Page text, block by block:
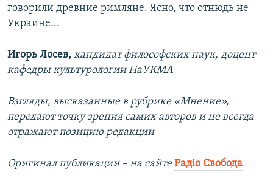
говорили древние римляне. Ясно, что отнюдь не
Украине...
Игорь Лосев, кандидат философских наук, доцент
кафедры культурологии НаУКМА
Взгляды, высказанные в рубрике «Мнение»,
передают точку зрения самих авторов и не всегда
отражают позицию редакции
Оригинал публикации –​ на сайте Радіо Свобода